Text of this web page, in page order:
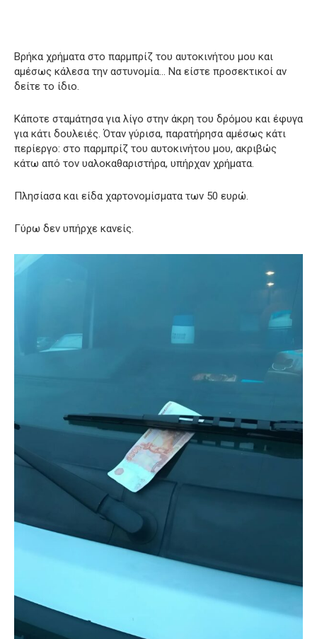
Βρήκα χρήματα στο παρμπρίζ του αυτοκινήτου μου και
αμέσως κάλεσα την αστυνομία… Να είστε προσεκτικοί αν
δείτε το ίδιο.
Κάποτε σταμάτησα για λίγο στην άκρη του δρόμου και έφυγα
για κάτι δουλειές. Όταν γύρισα, παρατήρησα αμέσως κάτι
περίεργο: στο παρμπρίζ του αυτοκινήτου μου, ακριβώς
κάτω από τον υαλοκαθαριστήρα, υπήρχαν χρήματα.
Πλησίασα και είδα χαρτονομίσματα των 50 ευρώ.
Γύρω δεν υπήρχε κανείς.